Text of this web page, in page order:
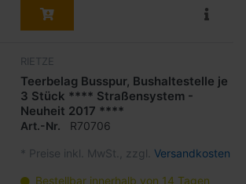
RIETZE
Teerbelag Busspur, Bushaltestelle je
3 Stück **** Straßensystem -
Neuheit 2017 ****
Art.-Nr. R70706
* Preise inkl. MwSt., zzgl. Versandkosten
Bestellbar innerhalb von 14 Tagen